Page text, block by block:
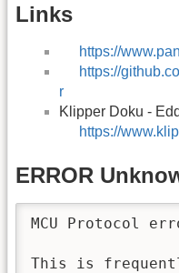
Links
https://
https://
r
Klipper Doku -
https://
ERROR
MCU Protocol
This is